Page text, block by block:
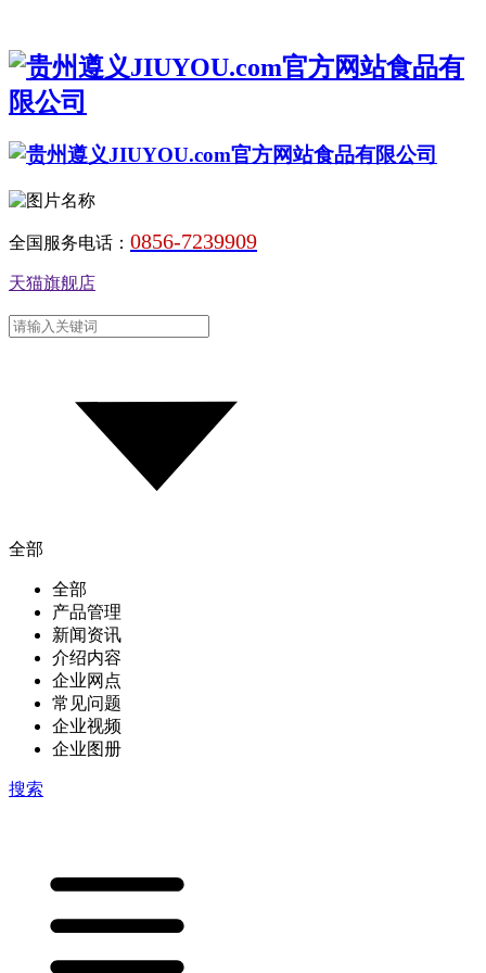
全国服务电话： 0856-7239909
天猫旗舰店
全部
全部
产品管理
新闻资讯
介绍内容
企业网点
常见问题
企业视频
企业图册
搜索